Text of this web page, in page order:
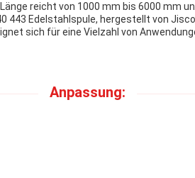
Länge reicht von 1000 mm bis 6000 mm
443 Edelstahlspule, hergestellt von
sich für eine Vielzahl von
Anpassung: